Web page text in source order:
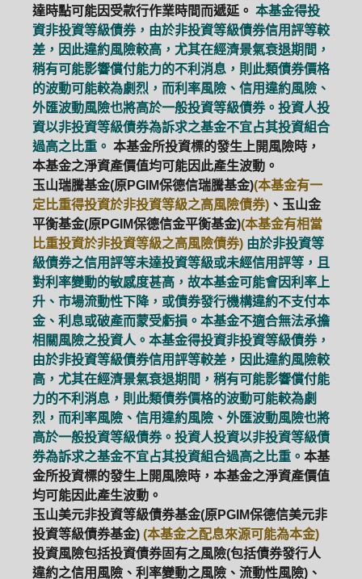
達時點可能因受款行作業時間而遞延。 本基金得投
資非投資等級債券，由於非投資等級債券信用評等較
差，因此違約風險較高，尤其在經濟景氣衰退期間，
稍有可能影響償付能力的不利消息，則此類債券價格
的波動可能較為劇烈，而利率風險、信用違約風險、
外匯波動風險也將高於一般投資等級債券。投資人投
資以非投資等級債券為訴求之基金不宜占其投資組合
過高之比重。 本基金所投資標的發生上開風險時，
本基金之淨資產價值均可能因此產生波動。
玉山瑞騰基金(原PGIM保德信瑞騰基金)(本基金有一
定比重得投資於非投資等級之高風險債券) 、玉山金
平衡基金(原PGIM保德信金平衡基金)(本基金有相當
比重投資於非投資等級之高風險債券) 由於非投資等
級債券之信用評等未達投資等級或未經信用評等，且
對利率變動的敏感度甚高，故本基金可能會因利率上
升、市場流動性下降，或債券發行機構違約不支付本
金、利息或破產而蒙受虧損。本基金不適合無法承擔
相關風險之投資人。本基金得投資非投資等級債券，
由於非投資等級債券信用評等較差，因此違約風險較
高，尤其在經濟景氣衰退期間，稍有可能影響償付能
力的不利消息，則此類債券價格的波動可能較為劇
烈，而利率風險、信用違約風險、外匯波動風險也將
高於一般投資等級債券。投資人投資以非投資等級債
券為訴求之基金不宜占其投資組合過高之比重。 本基
金所投資標的發生上開風險時，本基金之淨資產價值
均可能因此產生波動。
玉山美元非投資等級債券基金(原PGIM保德信美元非
投資等級債券基金) (本基金之配息來源可能為本金)
投資風險包括投資債券固有之風險(包括債券發行人
違約之信用風險、利率變動之風險、流動性風險)、